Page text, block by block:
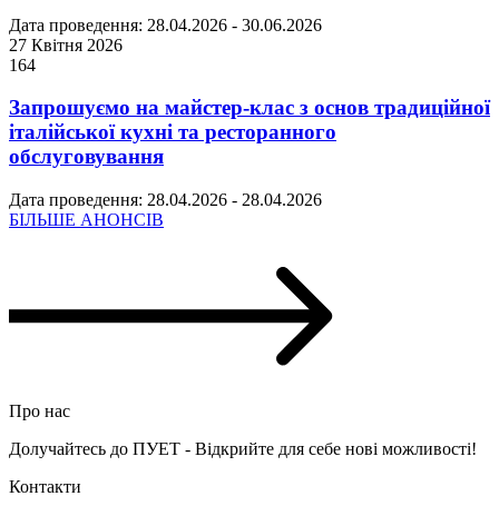
Дата проведення: 28.04.2026 - 30.06.2026
27 Квітня 2026
164
Запрошуємо на майстер-клас з основ традиційної
італійської кухні та ресторанного
обслуговування
Дата проведення: 28.04.2026 - 28.04.2026
БІЛЬШЕ АНОНСІВ
Про нас
Долучайтесь до ПУЕТ - Відкрийте для себе нові можливості!
Контакти